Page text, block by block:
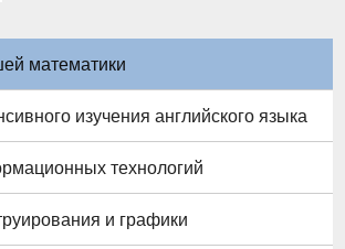
математики
изучения английского языка
технологий
и графики